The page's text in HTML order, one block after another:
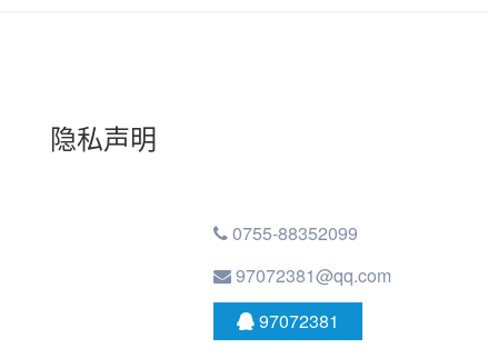
隐私声明
0755-88352099
97072381@qq.com
97072381